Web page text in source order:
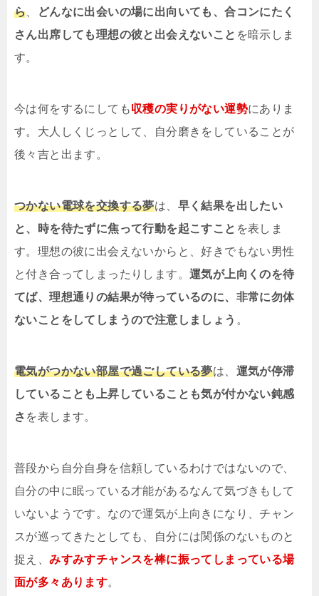
ら
どんなに出会いの場に出向いても、合コンにたく
さん出席しても理想の彼と出会えないこと を暗示しま
す。
今は何をするにしても収穫の実りがない運勢にありま
す。大人しくじっとして、自分磨きをしていることが
後々吉と出ます。
つかない電球を交換する夢は、 早く結果を出したい
と、時を待たずに焦って行動を起こすこと を表しま
す。理想の彼に出会えないからと、好きでもない男性
と付き合ってしまったりします。 運気が上向くのを待
てば、理想通りの結果が待っているのに、非常に勿体
ないことをしてしまうので注意しましょう 。
電気がつかない部屋で過ごしている夢は、 運気が停滞
していることも上昇していることも気が付かない鈍感
さ を表します。
普段から自分自身を信頼しているわけではないので、
自分の中に眠っている才能があるなんて気づきもして
いないようです。なので運気が上向きになり、チャン
スが巡ってきたとしても、自分には関係のないものと
捉え、みすみすチャンスを棒に振ってしまっている場
面が多々あります。